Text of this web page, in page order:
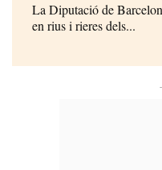
La Diputació de
en rius i rieres dels...